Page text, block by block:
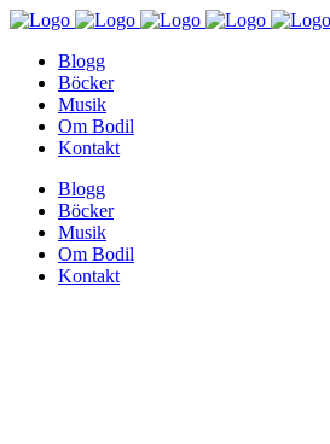
Blogg
Böcker
Musik
Om Bodil
Kontakt
Blogg
Böcker
Musik
Om Bodil
Kontakt